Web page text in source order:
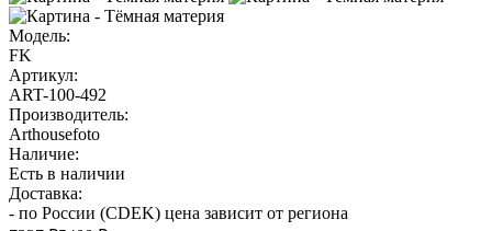
Модель:
FK
Артикул:
ART-100-492
Производитель:
Arthousefoto
Наличие:
Есть в наличии
Доставка:
- по России (CDEK) цена зависит от региона